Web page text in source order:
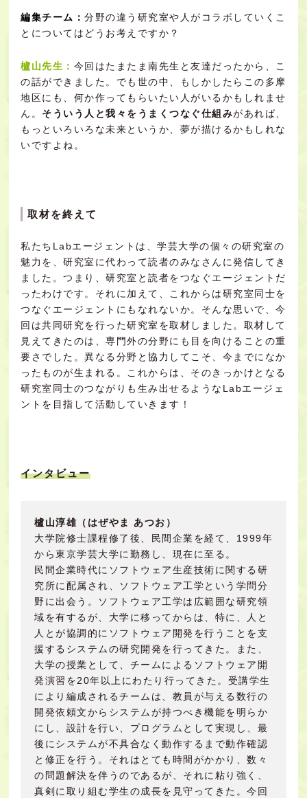
編集チーム： 分野の違う研究室や人がコラボしていくこ
とについてはどうお考えですか？
櫨山先生： 今回はたまたま南先生と友達だったから、こ
の話ができました。でも世の中、もしかしたらこの多摩
地区にも、何か作ってもらいたい人がいるかもしれませ
ん。 そういう人と我々をうまくつなぐ仕組みがあれば、
もっといろいろな未来というか、夢が描けるかもしれな
いですよね。
取材を終えて
私たちLabエージェントは、学芸大学の個々の研究室の
魅力を、研究室に代わって読者のみなさんに発信してき
ました。つまり、研究室と読者をつなぐエージェントだ
ったわけです。それに加えて、これからは研究室同士を
つなぐエージェントにもなれないか。そんな思いで、今
回は共同研究を行った研究室を取材しました。取材して
見えてきたのは、専門外の分野にも目を向けることの重
要さでした。異なる分野と協力してこそ、今までになか
ったものが生まれる。これからは、そのきっかけとなる
研究室同士のつながりも生み出せるようなLabエージェ
ントを目指して活動していきます！
インタビュー
櫨山淳雄（はぜやま あつお）
大学院修士課程修了後、民間企業を経て、1999年
から東京学芸大学に勤務し、現在に至る。
民間企業時代にソフトウェア生産技術に関する研
究所に配属され、ソフトウェア工学という学問分
野に出会う。ソフトウェア工学は広範囲な研究領
域を有するが、大学に移ってからは、特に、人と
人とが協調的にソフトウェア開発を行うことを支
援するシステムの研究開発を行ってきた。また、
大学の授業として、チームによるソフトウェア開
発演習を20年以上にわたり行ってきた。受講学生
により編成されるチームは、教員が与える数行の
開発依頼文からシステムが持つべき機能を明らか
にし、設計を行い、プログラムとして実現し、最
後にシステムが不具合なく動作するまで動作確認
と修正を行う。それはとても時間がかかり、数々
の問題解決を伴うのであるが、それに粘り強く、
真剣に取り組む学生の成長を見守ってきた。今回